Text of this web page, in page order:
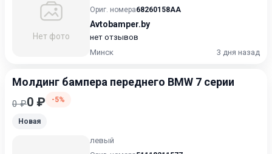
Нет фото
Ориг. номера68260158AA
Avtobamper.by
нет отзывов
Минск
3 дня назад
Молдинг бампера переднего BMW 7 серии
0 ₽0 ₽ -5%
Новая
левый